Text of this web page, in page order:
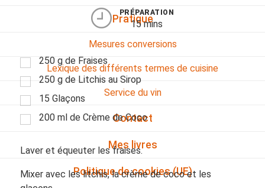
Pratique
Mesures conversions
Lexique des différents termes de cuisine
Service du vin
Contact
Mes livres
Politique de cookies (UE)
PRÉPARATION
15 mins
250 g de Fraises
250 g de Litchis au Sirop
15 Glaçons
200 ml de Crème de Coco
Laver et équeuter les fraises.
Mixer avec les litchis, la crème de coco et les